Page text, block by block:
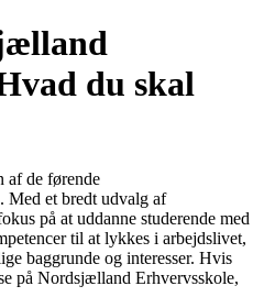
du skal
af de førende
Med et bredt udvalg af
på at uddanne studerende med
til at lykkes i arbejdslivet,
baggrunde og interesser. Hvis
på Nordsjælland Erhvervsskole,